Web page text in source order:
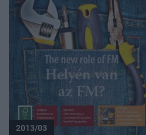
2013/03